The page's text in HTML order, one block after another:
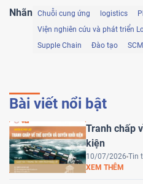
Nhãn Chuỗi cung ứng logistics
Viện nghiên cứu và phát triển
Supple Chain
Đào tạo SCM
Bài viết nổi bật
Tranh chấp
kiện
10/07/2026 Tin
XEM THÊM